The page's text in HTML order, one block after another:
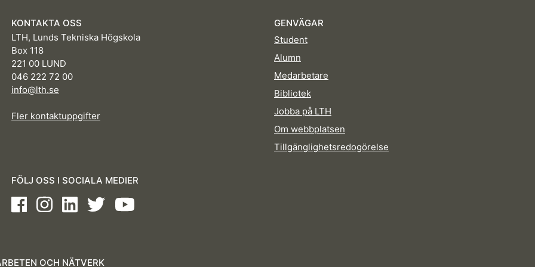
KONTAKTA OSS
LTH, Lunds Tekniska Högskola
Box 118
221 00 LUND
046 222 72 00
info@lth.se
Fler kontaktuppgifter
GENVÄGAR
Student
Alumn
Medarbetare
Bibliotek
Jobba på LTH
Om webbplatsen
Tillgänglighetsredogörelse
FÖLJ OSS I SOCIALA MEDIER
FacebookInstagramLinkedInTwitterYoutube
OCH NÄTVERK